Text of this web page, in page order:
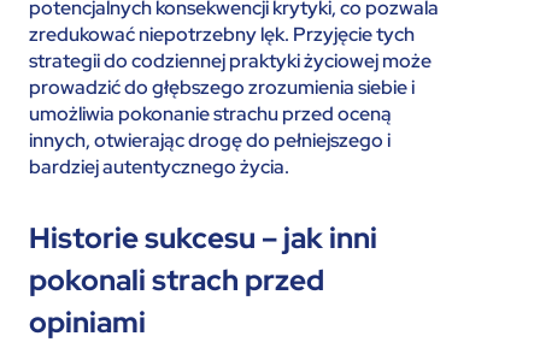
potencjalnych konsekwencji krytyki, co pozwala
zredukować niepotrzebny lęk. Przyjęcie tych
strategii do codziennej praktyki życiowej może
prowadzić do głębszego zrozumienia siebie i
umożliwia pokonanie strachu przed oceną
innych, otwierając drogę do pełniejszego i
bardziej autentycznego życia.
Historie sukcesu – jak inni
pokonali strach przed
opiniami